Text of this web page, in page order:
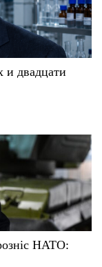
и двадцати
НАТО: